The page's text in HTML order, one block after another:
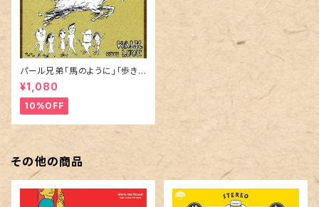
パール兄弟「馬のように」「歩きラ
ブ」
¥1,080
10%OFF
その他の商品